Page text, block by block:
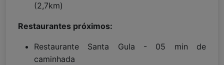
(2,7km)
Restaurantes próximos:
Restaurante Santa Gula - 05 min de
caminhada